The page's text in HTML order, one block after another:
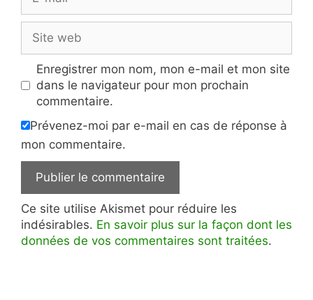
mail
web
Enregistrer mon nom, mon e-mail et mon site
dans le navigateur pour mon prochain
commentaire.
Prévenez-moi par e-mail en cas de réponse à
mon commentaire.
Ce site utilise Akismet pour réduire les
indésirables. En savoir plus sur la façon dont les
données de vos commentaires sont traitées.